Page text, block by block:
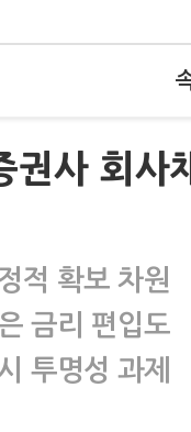
권사 회
적 확보 차원
금리 편입도
투명성 과제